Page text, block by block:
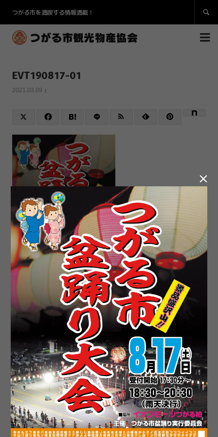
つがる市を満喫する情報満載！ 

EVT190817-01
2021.03.09
